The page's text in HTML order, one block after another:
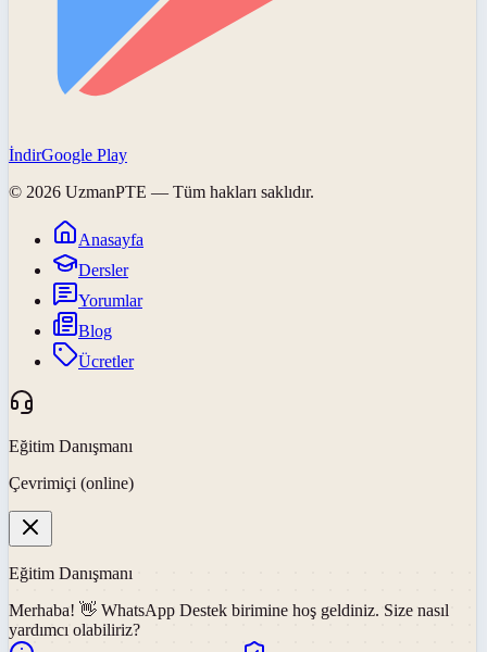
İndirGoogle Play
© 2026 UzmanPTE — Tüm hakları saklıdır.
Anasayfa
Dersler
Yorumlar
Blog
Ücretler
Eğitim Danışmanı
Çevrimiçi (online)
Eğitim Danışmanı
Merhaba! 👋 WhatsApp Destek birimine hoş geldiniz. Size nasıl
yardımcı olabiliriz?